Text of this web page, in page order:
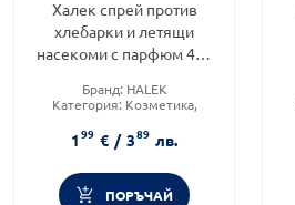
Халек спрей против
хлебарки и летящи
насекоми с парфюм 400
Бранд: HALEK
Категория: Козметика,
199 € / 389 лв.
ПОРЪЧАЙ